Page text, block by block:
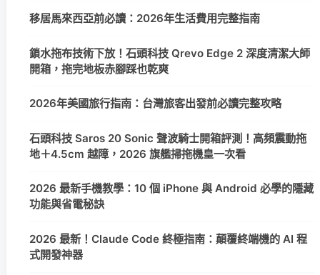
移居馬來西亞前必讀：2026年生活費用完整指南
鎖水拖布技術下放！石頭科技 Qrevo Edge 2 深度清潔大師
開箱，拖完地板赤腳踩也乾爽
2026年美國旅行指南：台灣旅客出發前必讀完整攻略
石頭科技 Saros 20 Sonic 聲波騎士開箱評測！高頻震動拖
地＋4.5cm 越障，2026 旗艦掃拖機皇一次看
2026 最新手機教學：10 個 iPhone 與 Android 必學的隱藏
功能與省電秘訣
2026 最新！Claude Code 終極指南：顛覆終端機的 AI 程
式開發神器